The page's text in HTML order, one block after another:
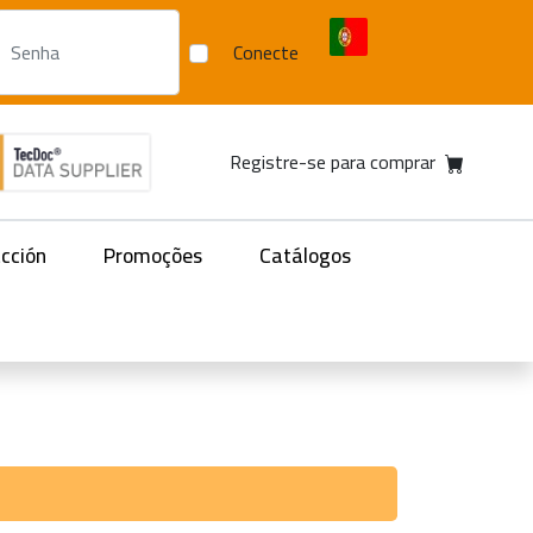
Conecte
Registre-se para comprar
Promoções
Catálogos